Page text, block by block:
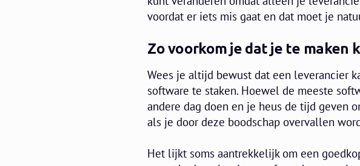
voordat er iets mis gaat en dat moet je
Zo voorkom je dat je te maken
Wees je altijd bewust dat een leverancier
software te staken. Hoewel de meeste
andere dag doen en je heus de tijd geven
als je door deze boodschap overvallen
Het lijkt soms aantrekkelijk om een